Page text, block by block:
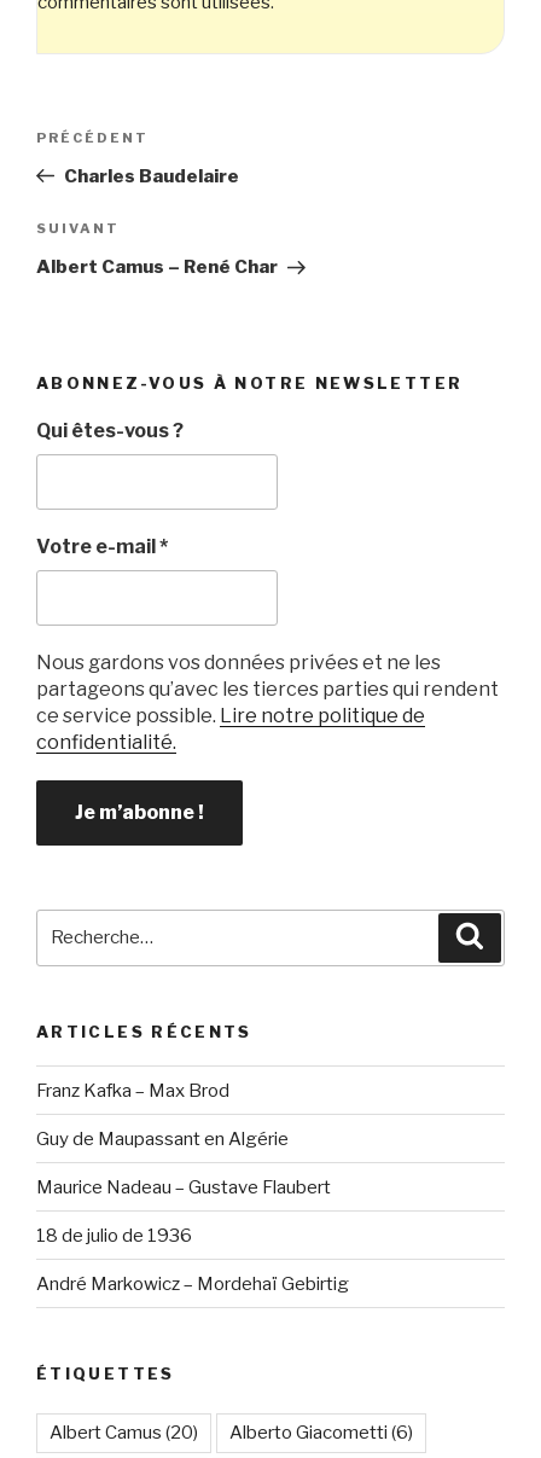
Navigation
l’article
Article
précédent
PRÉCÉDENT
Charles Baudelaire
Article
suivant
SUIVANT
Albert Camus – René Char
ABONNEZ-VOUS À NOTRE NEWSLETTER
Qui êtes-vous ?
Votre e-mail*
Nous gardons vos données privées et ne les
partageons qu’avec les tierces parties qui rendent
ce service possible. Lire notre politique de
confidentialité.
ARTICLES RÉCENTS
Franz Kafka – Max Brod
Guy de Maupassant en Algérie
Maurice Nadeau – Gustave Flaubert
18 de julio de 1936
André Markowicz – Mordehaï Gebirtig
ÉTIQUETTES
Albert Camus (20) Alberto Giacometti (6)